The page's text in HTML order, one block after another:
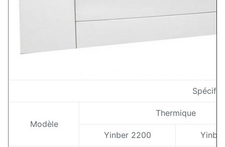
Modèle
Thermique
Yinber 2200